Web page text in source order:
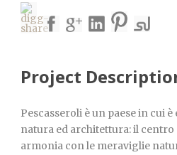
Project
Pescasseroli è un paese in cui
natura ed architettura: il
armonia con le meraviglie